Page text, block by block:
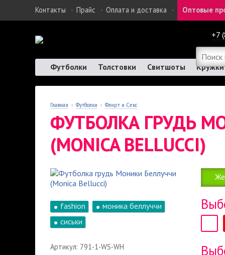
Контакты · Прайс · Оплата и доставка · Оптовые
+7
Футболки Толстовки Свитшоты Кружки
Главная › Футболки › Флирт и Секс
ФУТБОЛКА ГРУДЬ
(MONICA BELLUCCI)
fashion
моника беллуччи
сиськи
Артикул: 791-1-WS-WH